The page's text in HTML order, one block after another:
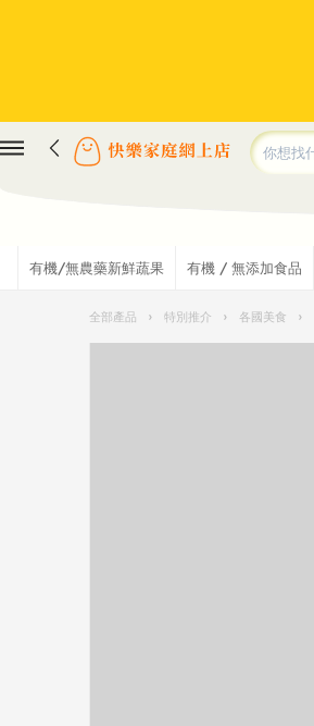
有機/無農藥新鮮蔬果 有機 / 無添加食品
全部產品 › 特別推介 › 各國美食 ›